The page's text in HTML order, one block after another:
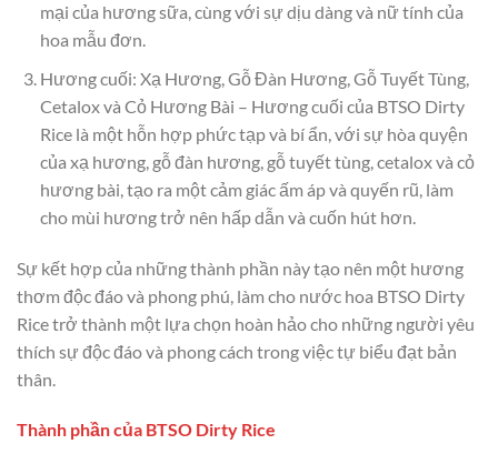
mại của hương sữa, cùng với sự dịu dàng và nữ tính của
hoa mẫu đơn.
Hương cuối: Xạ Hương, Gỗ Đàn Hương, Gỗ Tuyết Tùng,
Cetalox và Cỏ Hương Bài – Hương cuối của BTSO Dirty
Rice là một hỗn hợp phức tạp và bí ẩn, với sự hòa quyện
của xạ hương, gỗ đàn hương, gỗ tuyết tùng, cetalox và cỏ
hương bài, tạo ra một cảm giác ấm áp và quyến rũ, làm
cho mùi hương trở nên hấp dẫn và cuốn hút hơn.
Sự kết hợp của những thành phần này tạo nên một hương
thơm độc đáo và phong phú, làm cho nước hoa BTSO Dirty
Rice trở thành một lựa chọn hoàn hảo cho những người yêu
thích sự độc đáo và phong cách trong việc tự biểu đạt bản
thân.
Thành phần của BTSO Dirty Rice